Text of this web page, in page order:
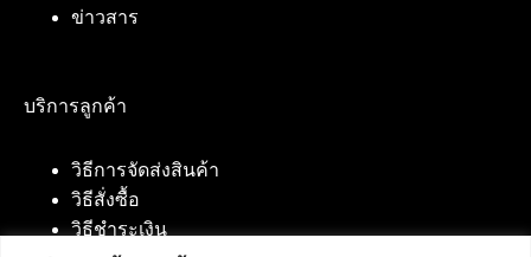
ข่าวสาร
บริการลูกค้า
วิธีการจัดส่งสินค้า
วิธีสั่งซื้อ
วิธีชำระเงิน